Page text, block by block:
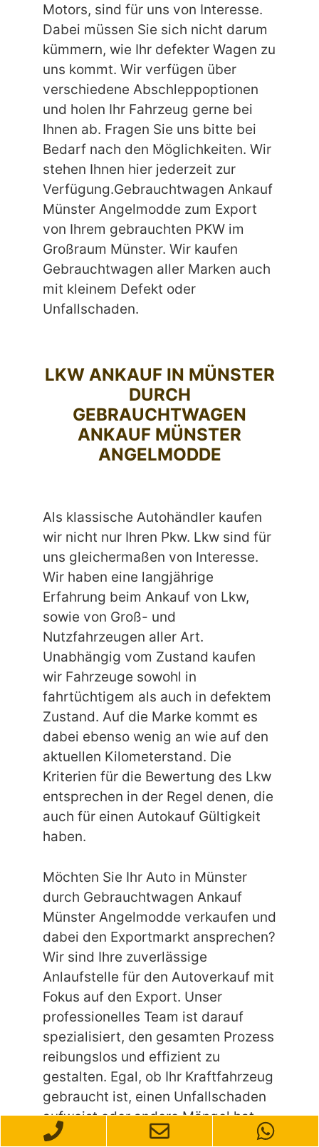
Motors, sind für uns von Interesse.
Dabei müssen Sie sich nicht darum
kümmern, wie Ihr defekter Wagen zu
uns kommt. Wir verfügen über
verschiedene Abschleppoptionen
und holen Ihr Fahrzeug gerne bei
Ihnen ab. Fragen Sie uns bitte bei
Bedarf nach den Möglichkeiten. Wir
stehen Ihnen hier jederzeit zur
Verfügung.Gebrauchtwagen Ankauf
Münster Angelmodde zum Export
von Ihrem gebrauchten PKW im
Großraum Münster. Wir kaufen
Gebrauchtwagen aller Marken auch
mit kleinem Defekt oder
Unfallschaden.
LKW ANKAUF IN MÜNSTER
DURCH
GEBRAUCHTWAGEN
ANKAUF MÜNSTER
ANGELMODDE
Als klassische Autohändler kaufen
wir nicht nur Ihren Pkw. Lkw sind für
uns gleichermaßen von Interesse.
Wir haben eine langjährige
Erfahrung beim Ankauf von Lkw,
sowie von Groß- und
Nutzfahrzeugen aller Art.
Unabhängig vom Zustand kaufen
wir Fahrzeuge sowohl in
fahrtüchtigem als auch in defektem
Zustand. Auf die Marke kommt es
dabei ebenso wenig an wie auf den
aktuellen Kilometerstand. Die
Kriterien für die Bewertung des Lkw
entsprechen in der Regel denen, die
auch für einen Autokauf Gültigkeit
haben.
Möchten Sie Ihr Auto in Münster
durch Gebrauchtwagen Ankauf
Münster Angelmodde verkaufen und
dabei den Exportmarkt ansprechen?
Wir sind Ihre zuverlässige
Anlaufstelle für den Autoverkauf mit
Fokus auf den Export. Unser
professionelles Team ist darauf
spezialisiert, den gesamten Prozess
reibungslos und effizient zu
gestalten. Egal, ob Ihr Kraftfahrzeug
gebraucht ist, einen Unfallschaden
aufweist oder andere Mängel hat –
wir kaufen Ihr Auto unkompliziert